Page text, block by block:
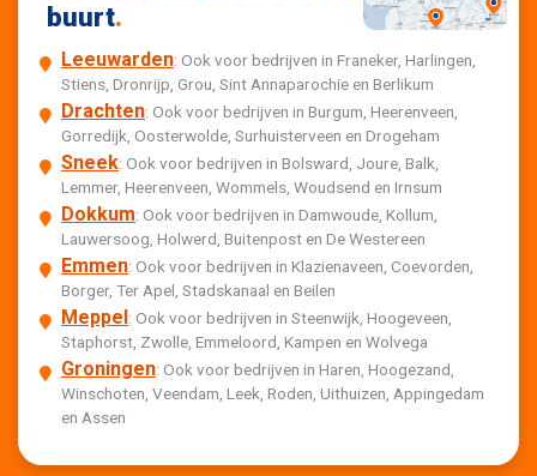
buurt.
Leeuwarden: Ook voor bedrijven in Franeker, Harlingen,
Stiens, Dronrijp, Grou, Sint Annaparochie en Berlikum
Drachten: Ook voor bedrijven in Burgum, Heerenveen,
Gorredijk, Oosterwolde, Surhuisterveen en Drogeham
Sneek: Ook voor bedrijven in Bolsward, Joure, Balk,
Lemmer, Heerenveen, Wommels, Woudsend en Irnsum
Dokkum: Ook voor bedrijven in Damwoude, Kollum,
Lauwersoog, Holwerd, Buitenpost en De Westereen
Emmen: Ook voor bedrijven in Klazienaveen, Coevorden,
Borger, Ter Apel, Stadskanaal en Beilen
Meppel : Ook voor bedrijven in Steenwijk, Hoogeveen,
Staphorst, Zwolle, Emmeloord, Kampen en Wolvega
Groningen: Ook voor bedrijven in Haren, Hoogezand,
Winschoten, Veendam, Leek, Roden, Uithuizen, Appingedam
en Assen